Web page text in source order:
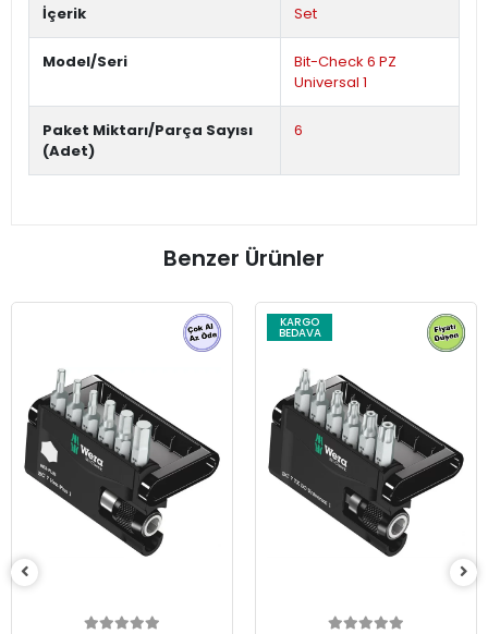
İçerik Set
Model/Seri
Bit-Check 6 PZ
Universal 1
Paket Miktarı/Parça Sayısı
(Adet)
6
Benzer Ürünler
KARGO
BEDAVA